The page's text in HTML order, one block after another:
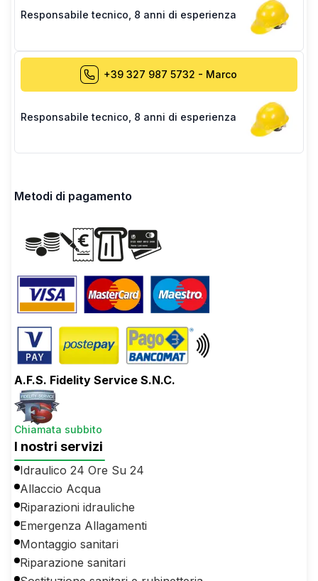
Responsabile tecnico 8 anni di esperienza
+39 327 987 5732 - Marco
Responsabile tecnico 8 anni di esperienza
Metodi di pagamento
A.F.S. Fidelity Service S.N.C.
Chiamata subbito
I nostri servizi
Idraulico 24 Ore Su 24
Allaccio Acqua
Riparazioni idrauliche
Emergenza Allagamenti
Montaggio sanitari
Riparazione sanitari